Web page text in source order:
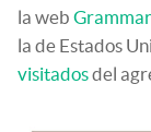
la web
la de Estados
visitadosdel